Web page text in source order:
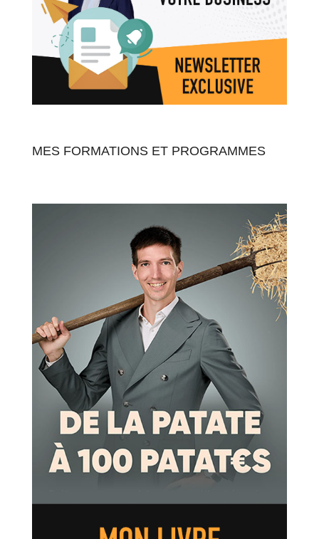
MES FORMATIONS ET PROGRAMMES